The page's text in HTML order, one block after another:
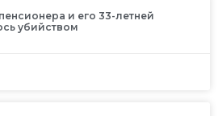
и его 33-летней
убийством